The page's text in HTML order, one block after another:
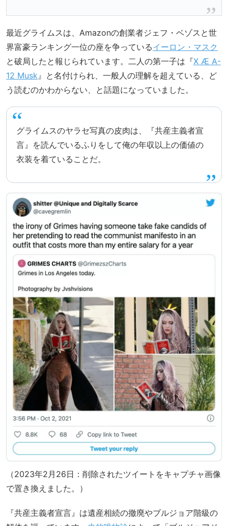
最近グライムスは、Amazonの創業者ジェフ・ベゾスと世
界富豪ランキング一位の座を争っているイーロン・マスク
と破局したと報じられています。二人の第一子は『X Æ A-
12 Musk 』と名付けられ、一般人の理解を超えている、ど
う読むのかわからない、と話題になっていました。
グライムスのヤラセ写真の皮肉は、『共産主義者宣
言』を読んでいるふりをして俺の年収以上の価値の
衣装を着ていることだ。
（2023年2月26日：削除されたツイートをキャプチャ画像
で置き換えました。）
『共産主義者宣言』は遺産相続の撤廃やブルジョア階級の